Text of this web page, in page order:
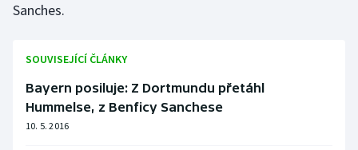
Sanches.
SOUVISEJÍCÍ ČLÁNKY
Bayern posiluje: Z Dortmundu přetáhl
Hummelse, z Benficy Sanchese
10. 5. 2016